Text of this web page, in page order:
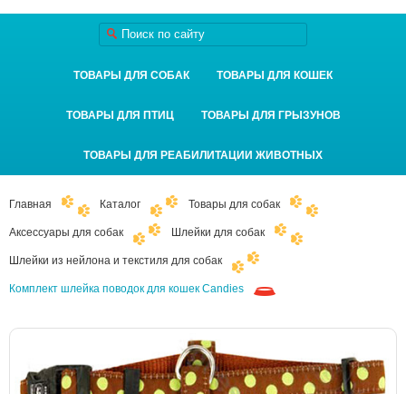
ТОВАРЫ ДЛЯ СОБАК ТОВАРЫ ДЛЯ КОШЕК
ТОВАРЫ ДЛЯ ПТИЦ ТОВАРЫ ДЛЯ ГРЫЗУНОВ
ТОВАРЫ ДЛЯ РЕАБИЛИТАЦИИ ЖИВОТНЫХ
Главная Каталог Товары для собак
Аксессуары для собак Шлейки для собак
Шлейки из нейлона и текстиля для собак
Комплект шлейка поводок для кошек Candies